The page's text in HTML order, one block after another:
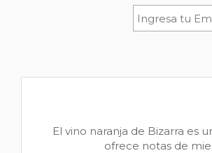
El vino naranja de Bizarra es
ofrece notas de